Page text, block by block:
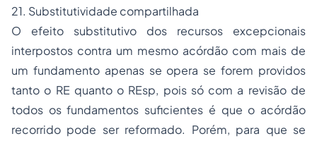
21. Substitutividade compartilhada
O efeito substitutivo dos recursos excepcionais
interpostos contra um mesmo acórdão com mais de
um fundamento apenas se opera se forem providos
tanto o RE quanto o REsp, pois só com a revisão de
todos os fundamentos suficientes é que o acórdão
recorrido pode ser reformado. Porém, para que se